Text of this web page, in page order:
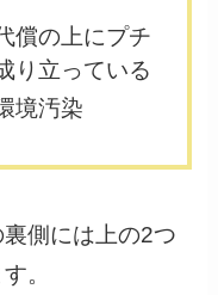
償の上にプチ
り立っている
境汚染
側には上の2つ
。